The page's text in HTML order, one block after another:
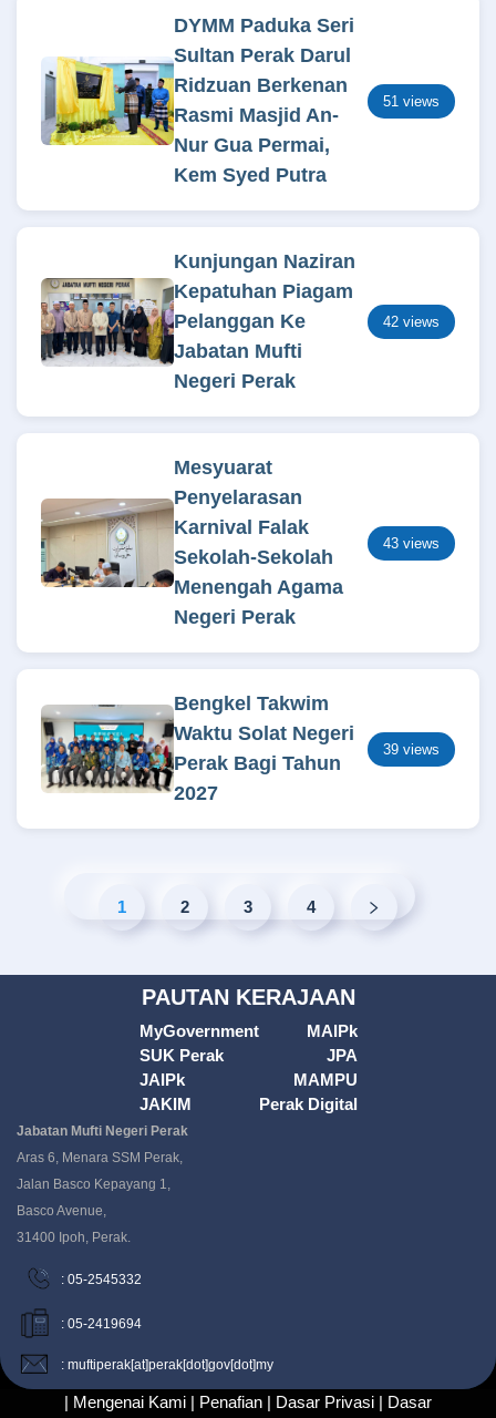
DYMM Paduka Seri
Sultan Perak Darul
Ridzuan Berkenan
Rasmi Masjid An-
Nur Gua Permai,
Kem Syed Putra
51 views
Kunjungan Naziran
Kepatuhan Piagam
Pelanggan Ke
Jabatan Mufti
Negeri Perak
42 views
Mesyuarat
Penyelarasan
Karnival Falak
Sekolah-Sekolah
Menengah Agama
Negeri Perak
43 views
Bengkel Takwim
Waktu Solat Negeri
Perak Bagi Tahun
2027
39 views
1 2 3 4
PAUTAN KERAJAAN
MyGovernment
SUK Perak
JAIPk
JAKIM
MAIPk
JPA
MAMPU
Perak Digital
Jabatan Mufti Negeri Perak
Aras 6, Menara SSM Perak,
Jalan Basco Kepayang 1,
Basco Avenue,
31400 Ipoh, Perak.
: 05-2545332
: 05-2419694
: muftiperak[at]perak[dot]gov[dot]my
| Mengenai Kami | Penafian | Dasar Privasi | Dasar